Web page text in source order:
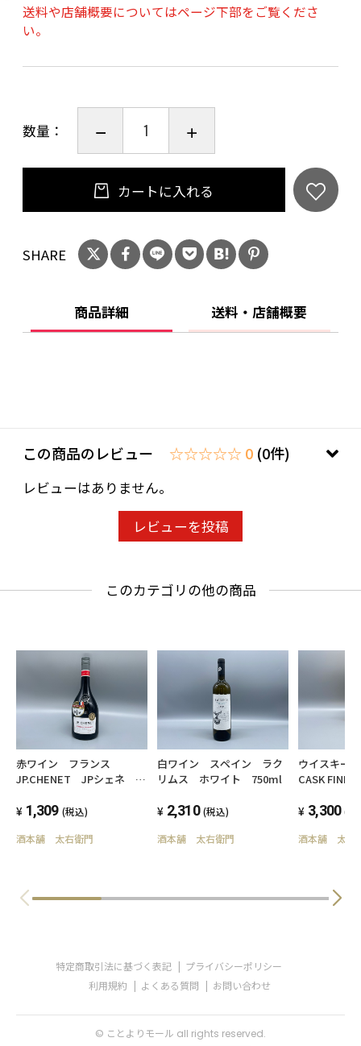
20歳未満の飲酒は法律で禁止されています。当
店は20歳未満の方への酒類の販売はいたしてお
わせ欄」に、生年月日を必ず入力してくださ
い。
ことよりモール会員で生年月日登録済みの方
は、お問い合わせ欄への入力は不要です。
送料や店舗概要についてはページ下部をご覧くださ
い。
数量：
カートに入れる
SHARE
商品詳細 送料・店舗概要
この商品のレビュー ☆☆☆☆☆ 0 (0件)
レビューはありません。
レビューを投稿
このカテゴリの他の商品
赤ワイン フランス
JP.CHENET JPシェネ ク
ニヨン 750ml 13.5度
1,309 (税込)
酒本舗 太右衛門
白ワイン スペイン ラク
リムス ホワイト 750ml
2,310 (税込)
酒本舗 太右衛門
ウイスキー
CASK
3,300 (税
酒本舗 太右
特定商取引法に基づく表記
プライバシーポリシー
利用規約
よくある質問 お問い合わせ
© ことよりモール all rights reserved.